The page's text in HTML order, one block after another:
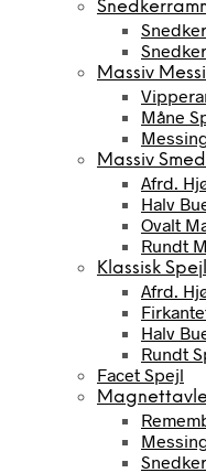
Massiv
Måne
Massiv
Afrd.
Halv
Ovalt
Rundt
Klassisk
Afrd.
Halv
Rundt
Facet Spejl